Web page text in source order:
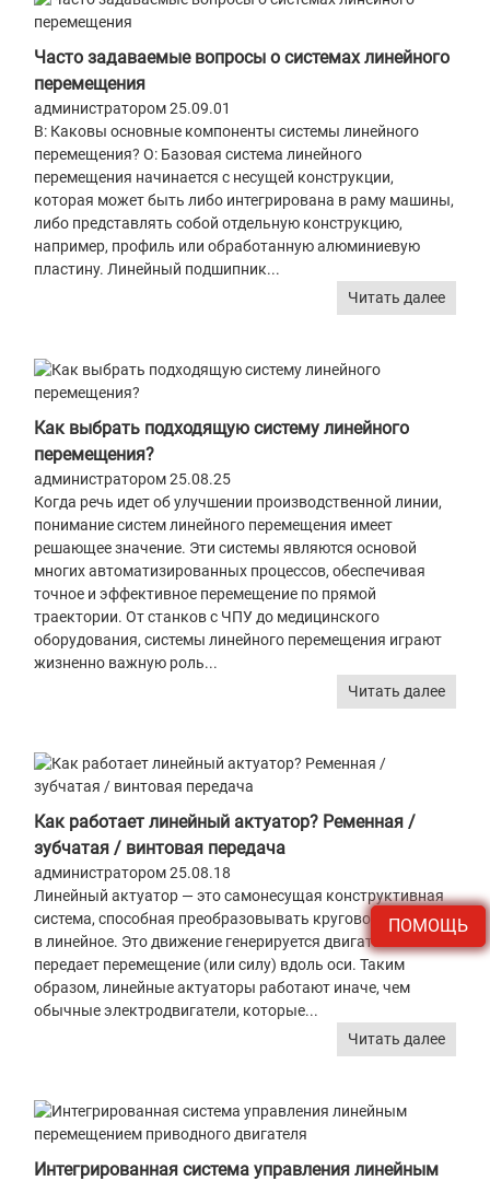
ПОМОЩЬ
Часто задаваемые вопросы о системах линейного
перемещения
администратором 25.09.01
В: Каковы основные компоненты системы линейного
перемещения? О: Базовая система линейного
перемещения начинается с несущей конструкции,
которая может быть либо интегрирована в раму машины,
либо представлять собой отдельную конструкцию,
например, профиль или обработанную алюминиевую
пластину. Линейный подшипник...
Читать далее
Как выбрать подходящую систему линейного
перемещения?
администратором 25.08.25
Когда речь идет об улучшении производственной линии,
понимание систем линейного перемещения имеет
решающее значение. Эти системы являются основой
многих автоматизированных процессов, обеспечивая
точное и эффективное перемещение по прямой
траектории. От станков с ЧПУ до медицинского
оборудования, системы линейного перемещения играют
жизненно важную роль...
Читать далее
Как работает линейный актуатор? Ременная /
зубчатая / винтовая передача
администратором 25.08.18
Линейный актуатор — это самонесущая конструктивная
система, способная преобразовывать круговое движение
в линейное. Это движение генерируется двигателем и
передает перемещение (или силу) вдоль оси. Таким
образом, линейные актуаторы работают иначе, чем
обычные электродвигатели, которые...
Читать далее
Интегрированная система управления линейным